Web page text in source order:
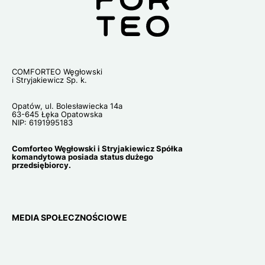
COMFORTEO Węgłowski
i Stryjakiewicz Sp. k.
Opatów, ul. Bolesławiecka 14a
63-645 Łęka Opatowska
NIP: 6191995183
Comforteo Węgłowski i Stryjakiewicz Spółka
komandytowa posiada status dużego
przedsiębiorcy.
MEDIA SPOŁECZNOŚCIOWE